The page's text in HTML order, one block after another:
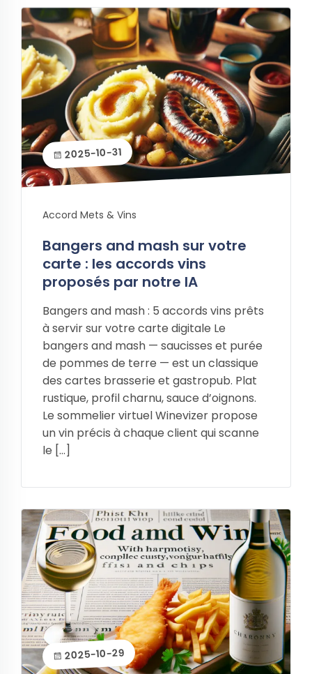
2025-10-31
Accord Mets & Vins
Bangers and mash sur votre
carte : les accords vins
proposés par notre IA
Bangers and mash : 5 accords vins prêts
à servir sur votre carte digitale Le
bangers and mash — saucisses et purée
de pommes de terre — est un classique
des cartes brasserie et gastropub. Plat
rustique, profil charnu, sauce d’oignons.
Le sommelier virtuel Winevizer propose
un vin précis à chaque client qui scanne
le […]
2025-10-29